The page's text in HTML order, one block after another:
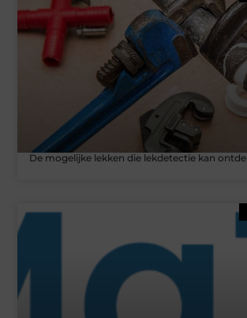
De mogelijke lekken die lekdetectie kan